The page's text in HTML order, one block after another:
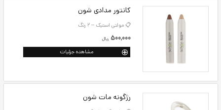
کانسیلر مایع شون
📋 اپیلینگ – 3 رنگ
500,000 ريال
مشاهده جزئیات